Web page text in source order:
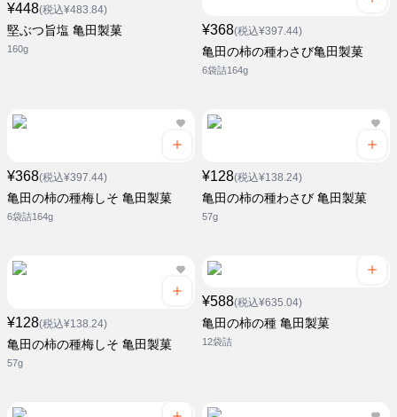
¥448(税込¥483.84)
堅ぶつ旨塩 亀田製菓
160g
¥368(税込¥397.44)
亀田の柿の種わさび亀田製菓
6袋詰164g
¥368(税込¥397.44)
亀田の柿の種梅しそ 亀田製菓
6袋詰164g
¥128(税込¥138.24)
亀田の柿の種わさび 亀田製菓
57g
¥128(税込¥138.24)
亀田の柿の種梅しそ 亀田製菓
57g
¥588(税込¥635.04)
亀田の柿の種 亀田製菓
12袋詰